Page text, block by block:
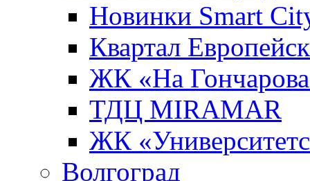
Новинки Smart
Квартал
ЖК «На
ТДЦ MIRAMAR
ЖК
Волгоград